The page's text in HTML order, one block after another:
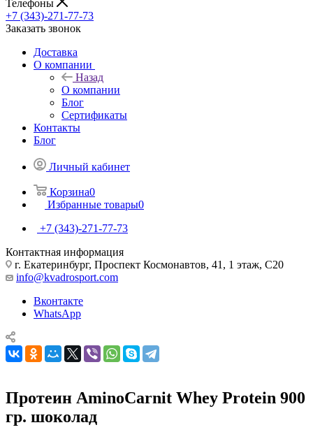
Телефоны
+7 (343)-271-77-73
Заказать звонок
Доставка
О компании
Назад
О компании
Блог
Сертификаты
Контакты
Блог
Личный кабинет
Корзина0
Избранные товары0
+7 (343)-271-77-73
Контактная информация
г. Екатеринбург, Проспект Космонавтов, 41, 1 этаж, С20
info@kvadrosport.com
Вконтакте
WhatsApp
Протеин AminoCarnit Whey Protein 900
гр. шоколад